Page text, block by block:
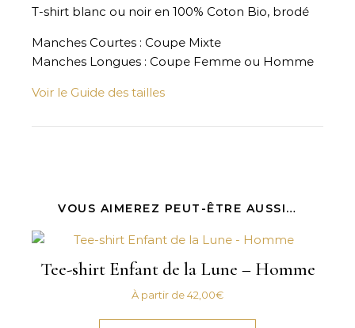
T-shirt blanc ou noir en 100% Coton Bio, brodé
Manches Courtes : Coupe Mixte
Manches Longues : Coupe Femme ou Homme
Voir le Guide des tailles
VOUS AIMEREZ PEUT-ÊTRE AUSSI…
Tee-shirt Enfant de la Lune – Homme
À partir de42,00€
Ce produit a